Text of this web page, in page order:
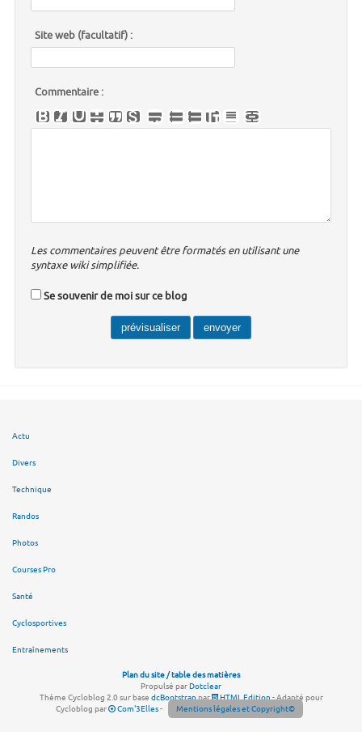
Site web (facultatif) :
Commentaire :
Les commentaires peuvent être formatés en utilisant une
syntaxe wiki simplifiée.
Se souvenir de moi sur ce blog
Actu
Divers
Technique
Randos
Photos
Courses Pro
Santé
Cyclosportives
Entraînements
Plan du site / table des matières
Propulsé parDotclear
Thème Cycloblog 2.0 sur base dcBootstrappar HTML Edition- Adapté pour
Cycloblog par
Com'3Elles- Mentions légales et Copyright©